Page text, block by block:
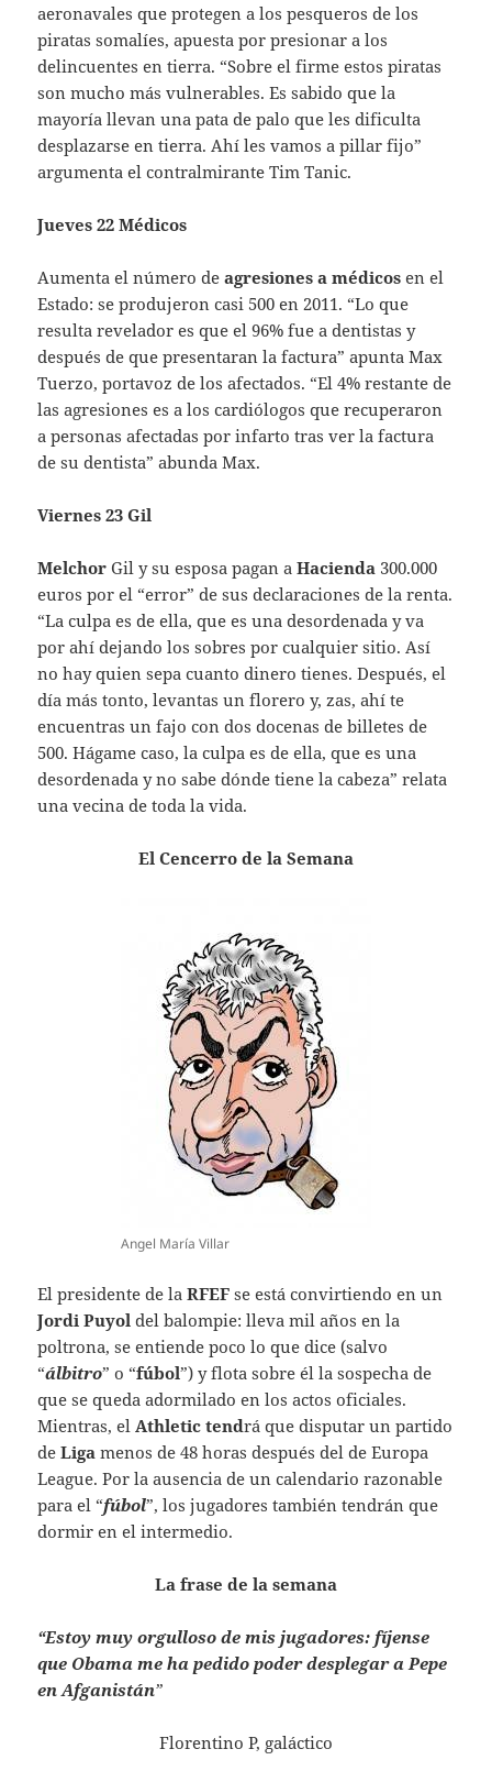
aeronavales que protegen a los pesqueros de los
piratas somalíes, apuesta por presionar a los
delincuentes en tierra. “Sobre el firme estos piratas
son mucho más vulnerables. Es sabido que la
mayoría llevan una pata de palo que les dificulta
desplazarse en tierra. Ahí les vamos a pillar fijo”
argumenta el contralmirante Tim Tanic.
Jueves 22 Médicos
Aumenta el número deagresiones a médicos en el
Estado: se produjeron casi 500 en 2011. “Lo que
resulta revelador es que el 96% fue a dentistas y
después de que presentaran la factura” apunta Max
Tuerzo, portavoz de los afectados. “El 4% restante de
las agresiones es a los cardiólogos que recuperaron
a personas afectadas por infarto tras ver la factura
de su dentista” abunda Max.
Viernes 23 Gil
Melchor Gil y su esposa pagan aHacienda 300.000
euros por el “error” de sus declaraciones de la renta.
“La culpa es de ella, que es una desordenada y va
por ahí dejando los sobres por cualquier sitio. Así
no hay quien sepa cuanto dinero tienes. Después, el
día más tonto, levantas un florero y, zas, ahí te
encuentras un fajo con dos docenas de billetes de
500. Hágame caso, la culpa es de ella, que es una
desordenada y no sabe dónde tiene la cabeza” relata
una vecina de toda la vida.
El Cencerro de la Semana
Angel María Villar
El presidente de laRFEFse está convirtiendo en un
Jordi Puyol del balompie: lleva mil años en la
poltrona, se entiende poco lo que dice (salvo
“álbitro” o “fúbol”) y flota sobre él la sospecha de
que se queda adormilado en los actos oficiales.
Mientras, el Athletic tendrá que disputar un partido
deLiga menos de 48 horas después del de Europa
League. Por la ausencia de un calendario razonable
para el “fúbol”, los jugadores también tendrán que
dormir en el intermedio.
La frase de la semana
“Estoy muy orgulloso de mis jugadores: fíjense
que Obama me ha pedido poder desplegar a Pepe
en Afganistán”
Florentino P, galáctico